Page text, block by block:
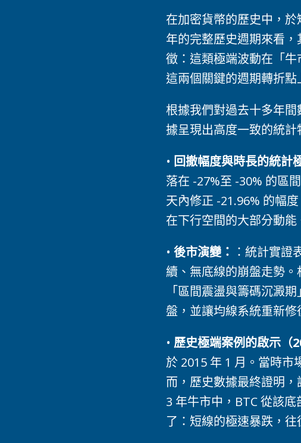
在加密貨幣的歷史中，
年的完整歷史週期來看
徵：這類極端波動在「牛
這兩個關鍵的週期轉折
根據我們對過去十多年
據呈現出高度一致的統計
• 回撤幅度與時長的統計
落在 -27%至 -30% 的區
天內修正 -21.96% 的幅
在下行空間的大部分動能
• 後市演變： ：統計實證
續、無底線的崩盤走勢
「區間震盪與籌碼沉澱
盤，並讓均線系統重新
• 歷史極端案例的啟示（
於 2015 年 1 月。當時市
而，歷史數據最終證明
3 年牛市中，BTC 從該
了：短線的極速暴跌，